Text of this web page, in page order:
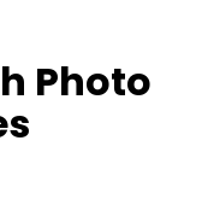
Photo